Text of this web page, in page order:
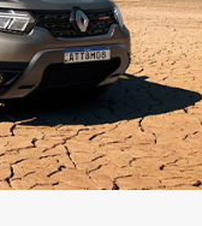
C3 Aircross: SUV